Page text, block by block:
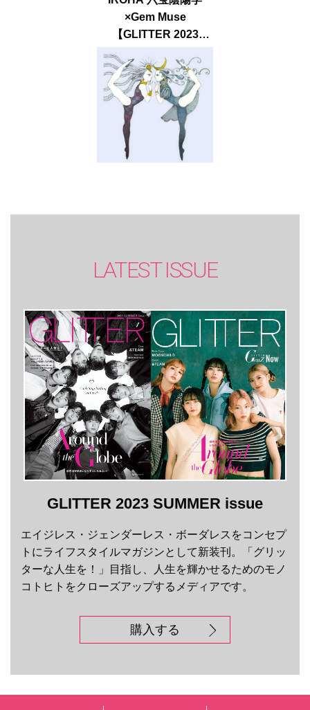
×Gem Muse
【GLITTER 2023
SUMMER issue】
LATEST ISSUE
GLITTER 2023 SUMMER issue
エイジレス・ジェンダーレス・ボーダレスをコンセプ
トにライフスタイルマガジンとして新装刊。「グリッ
ターな人生を！」目指し、人生を輝かせるためのモノ
コトヒトをクローズアップするメディアです。
購入する